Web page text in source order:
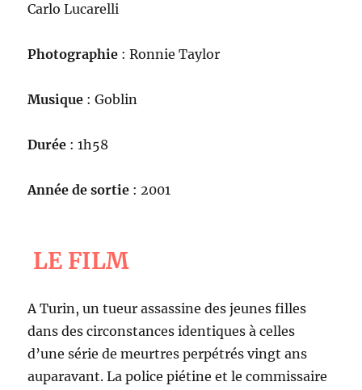
Carlo Lucarelli
Photographie : Ronnie Taylor
Musique : Goblin
Durée : 1h58
Année de sortie : 2001
LE FILM
A Turin, un tueur assassine des jeunes filles
dans des circonstances identiques à celles
d’une série de meurtres perpétrés vingt ans
auparavant. La police piétine et le commissaire